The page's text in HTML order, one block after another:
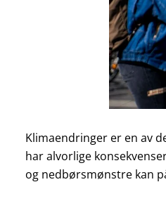
Klimaendringer er en av
har alvorlige
og nedbørsmønstre kan